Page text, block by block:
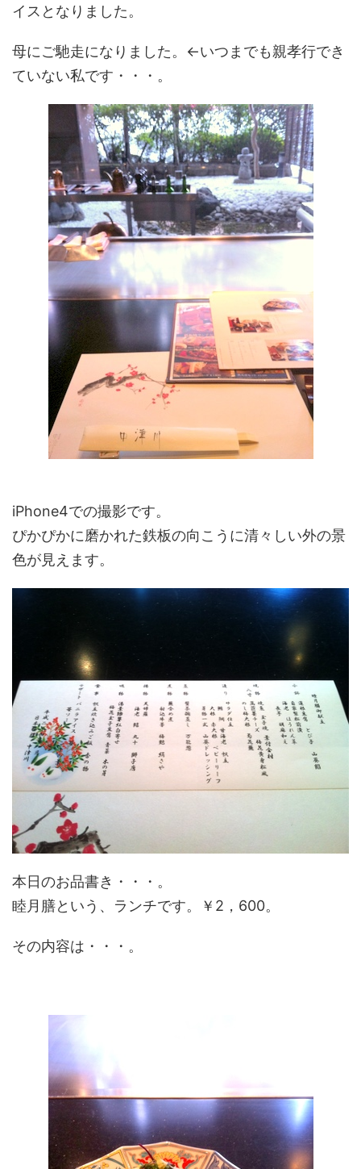
イスとなりました。
母にご馳走になりました。←いつまでも親孝行でき
ていない私です・・・。
iPhone4での撮影です。
ぴかぴかに磨かれた鉄板の向こうに清々しい外の景
色が見えます。
本日のお品書き・・・。
睦月膳という、ランチです。￥2，600。
その内容は・・・。